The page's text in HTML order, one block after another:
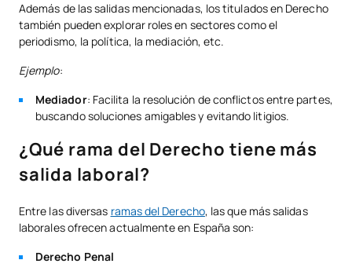
Además de las salidas mencionadas, los titulados en Derecho
también pueden explorar roles en sectores como el
periodismo, la política, la mediación, etc.
Ejemplo:
Mediador: Facilita la resolución de conflictos entre partes,
buscando soluciones amigables y evitando litigios.
¿Qué rama del Derecho tiene más
salida laboral?
Entre las diversas ramas del Derecho, las que más salidas
laborales ofrecen actualmente en España son:
Derecho Penal